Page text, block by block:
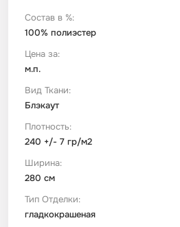
Состав в %:
100% полиэстер
Цена за:
м.п.
Вид Ткани:
Блэкаут
Плотность:
240 +/- 7 гр/м2
Ширина:
280 см
Тип Отделки:
гладкокрашеная
Штапель